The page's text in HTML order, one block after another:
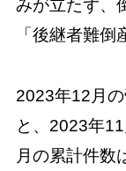
みが立たず、
「後継者難倒
2023年12月
と、2023年
月の累計件数